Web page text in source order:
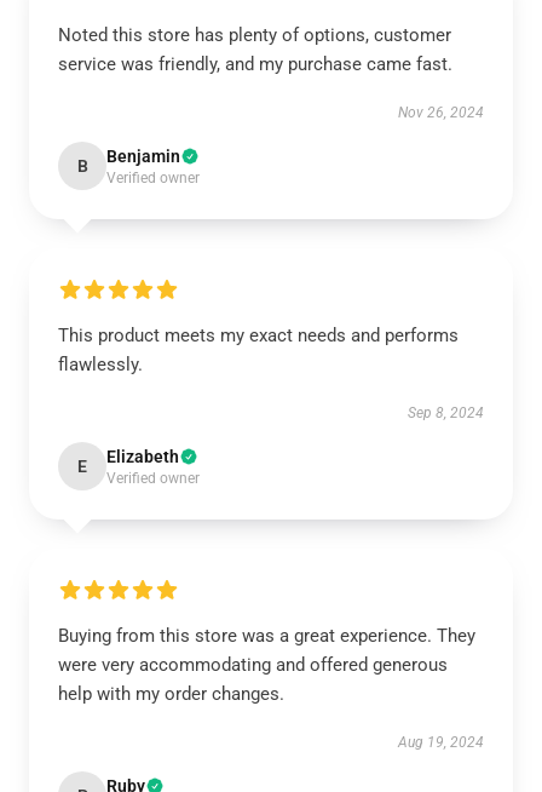
Noted this store has plenty of options, customer
service was friendly, and my purchase came fast.
Nov 26, 2024
B Benjamin
Verified owner
This product meets my exact needs and performs
flawlessly.
Sep 8, 2024
E Elizabeth
Verified owner
Buying from this store was a great experience. They
were very accommodating and offered generous
help with my order changes.
Aug 19, 2024
Ruby